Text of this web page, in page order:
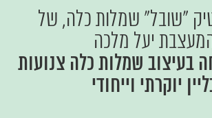
"שובל" שמלות כלה, של
יעל מלכה
בעיצוב שמלות כלה צנועות
יוקרתי וייחודי